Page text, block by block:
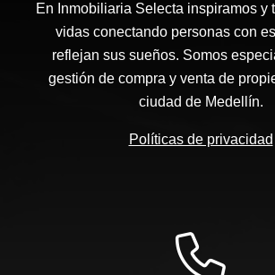
En Inmobiliaria Selecta inspiramos y
vidas conectando personas con
reflejan sus sueños. Somos
gestión de compra y venta de
ciudad de Medellín.
Políticas de privacidad